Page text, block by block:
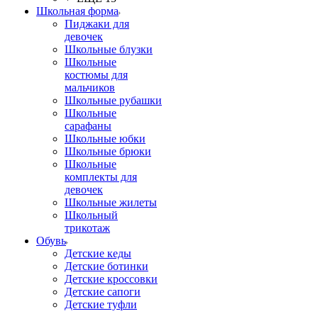
Школьная форма
Пиджаки для
девочек
Школьные блузки
Школьные
костюмы для
мальчиков
Школьные рубашки
Школьные
сарафаны
Школьные юбки
Школьные брюки
Школьные
комплекты для
девочек
Школьные жилеты
Школьный
трикотаж
Обувь
Детские кеды
Детские ботинки
Детские кроссовки
Детские сапоги
Детские туфли